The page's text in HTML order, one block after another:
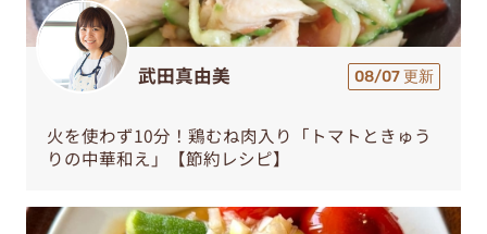
武田真由美 08/07 更新
火を使わず10分！鶏むね肉入り「トマトときゅう
りの中華和え」【節約レシピ】